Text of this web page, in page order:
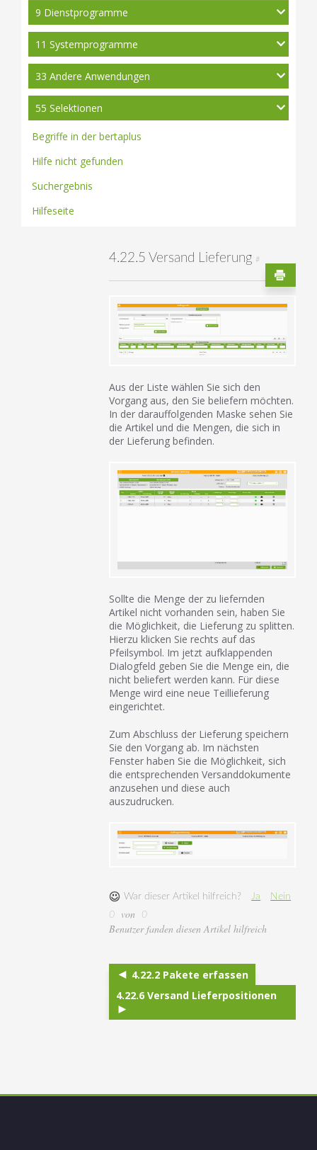
9 Dienstprogramme
11 Systemprogramme
33 Andere Anwendungen
55 Selektionen
Begriffe in der bertaplus
Hilfe nicht gefunden
Suchergebnis
Hilfeseite
4.22.5 Versand Lieferung #
Aus der Liste wählen Sie sich den
Vorgang aus, den Sie beliefern möchten.
In der darauffolgenden Maske sehen Sie
die Artikel und die Mengen, die sich in
der Lieferung befinden.
Sollte die Menge der zu liefernden
Artikel nicht vorhanden sein, haben Sie
die Möglichkeit, die Lieferung zu splitten.
Hierzu klicken Sie rechts auf das
Pfeilsymbol. Im jetzt aufklappenden
Dialogfeld geben Sie die Menge ein, die
nicht beliefert werden kann. Für diese
Menge wird eine neue Teillieferung
eingerichtet.
Zum Abschluss der Lieferung speichern
Sie den Vorgang ab. Im nächsten
Fenster haben Sie die Möglichkeit, sich
die entsprechenden Versanddokumente
anzusehen und diese auch
auszudrucken.
War dieser Artikel hilfreich? Ja
Nein
0
von 0
Benutzer fanden diesen Artikel hilfreich
4.22.2 Pakete erfassen
4.22.6 Versand Lieferpositionen